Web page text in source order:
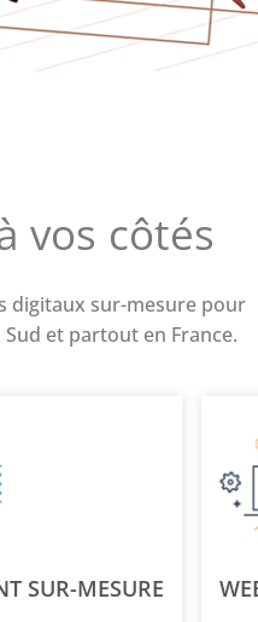
vos côtés
digitaux sur-mesure pour
et partout en France.
SUR-MESURE